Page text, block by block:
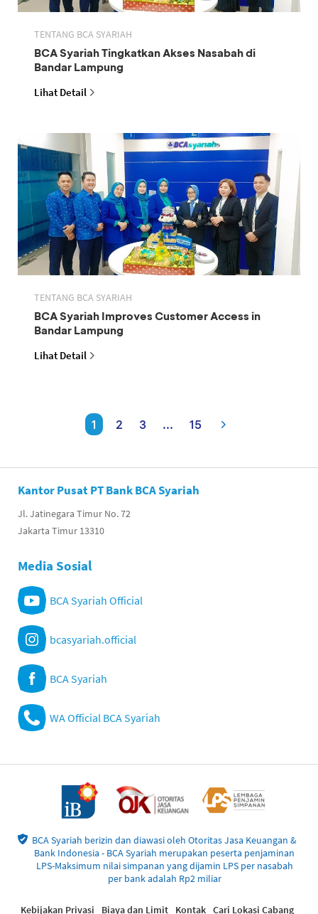
TENTANG BCA SYARIAH
BCA Syariah Tingkatkan Akses Nasabah di
Bandar Lampung
Lihat Detail
TENTANG BCA SYARIAH
BCA Syariah Improves Customer Access in
Bandar Lampung
Lihat Detail
1 2 3 ... 15
Kantor Pusat PT Bank BCA Syariah
Jl. Jatinegara Timur No. 72
Jakarta Timur 13310
Media Sosial
BCA Syariah Official
bcasyariah.official
BCA Syariah
WA Official BCA Syariah
BCA Syariah berizin dan diawasi oleh Otoritas Jasa Keuangan &
Bank Indonesia - BCA Syariah merupakan peserta penjaminan
LPS-Maksimum nilai simpanan yang dijamin LPS per nasabah
per bank adalah Rp2 miliar
Kebijakan Privasi Biaya dan Limit Kontak Cari Lokasi Cabang